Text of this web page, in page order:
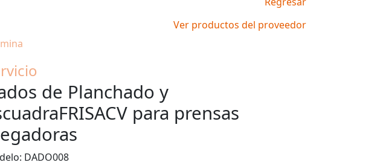
Ver productos del proveedor
de Planchado y
para prensas
DADO008